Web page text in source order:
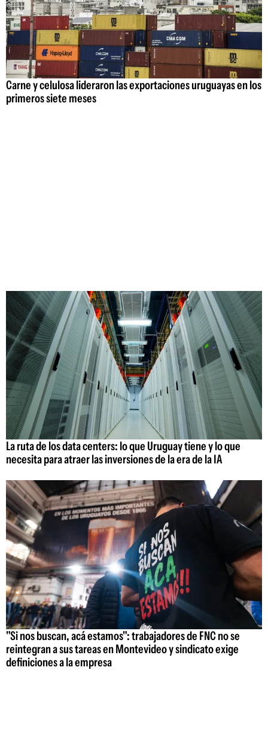
Carne y celulosa lideraron las exportaciones uruguayas en los
primeros siete meses
La ruta de los data centers: lo que Uruguay tiene y lo que
necesita para atraer las inversiones de la era de la IA
"Si nos buscan, acá estamos": trabajadores de FNC no se
reintegran a sus tareas en Montevideo y sindicato exige
definiciones a la empresa